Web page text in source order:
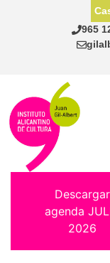
965
Descargar
agenda
2026